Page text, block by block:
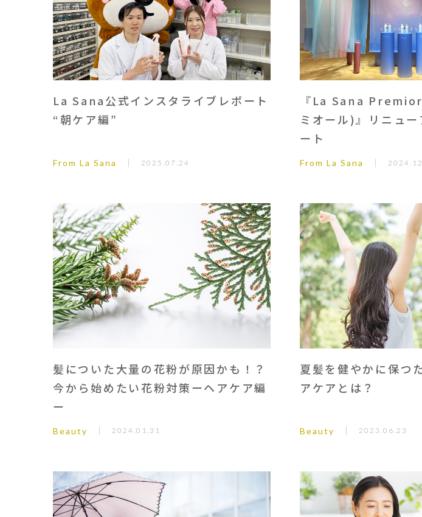
La Sana公式インスタライブレポート
“朝ケア編”
From La Sana 2025.07.24
『La Sana
ミオール)』リニュ
ート
From La Sana
髪についた大量の花粉が原因かも！？
今から始めたい花粉対策ーヘアケア編
ー
Beauty 2024.01.31
夏髪を健やかに保つ
アケアとは？
Beauty 2023.06.23